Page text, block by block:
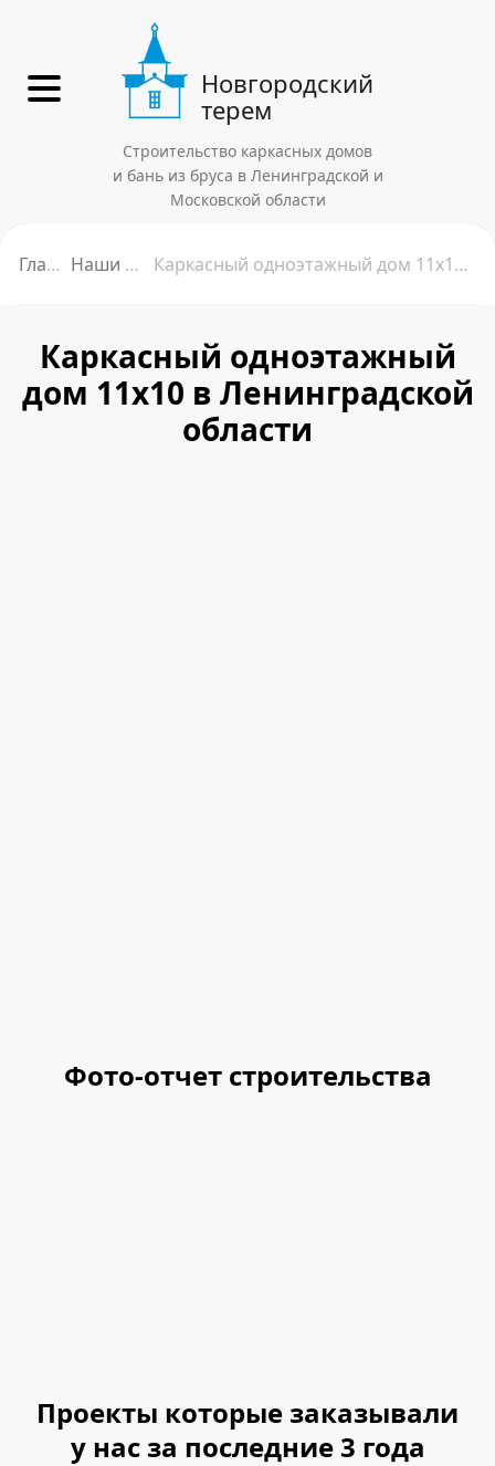
Новгородский
терем
Строительство каркасных домов
и бань из бруса в Ленинградской и
Московской области
Главная Наши работы Каркасный одноэтажный дом 11х10 в Ленинградской области
Каркасный одноэтажный
дом 11х10 в Ленинградской
области
Фото-отчет строительства
Проекты которые заказывали
у нас за последние 3 года